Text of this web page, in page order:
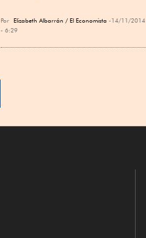
Por Elizabeth Albarrán / El Economista
14/11/2014
- 6:29